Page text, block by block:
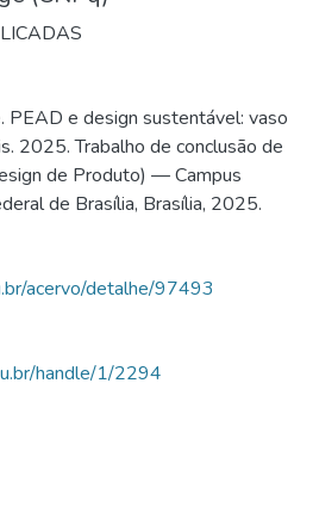
PEAD e design sustentável: vaso
2025. Trabalho de conclusão de
de Produto) — Campus
de Brasília, Brasília, 2025.
acervo/detalhe/97493
handle/1/2294